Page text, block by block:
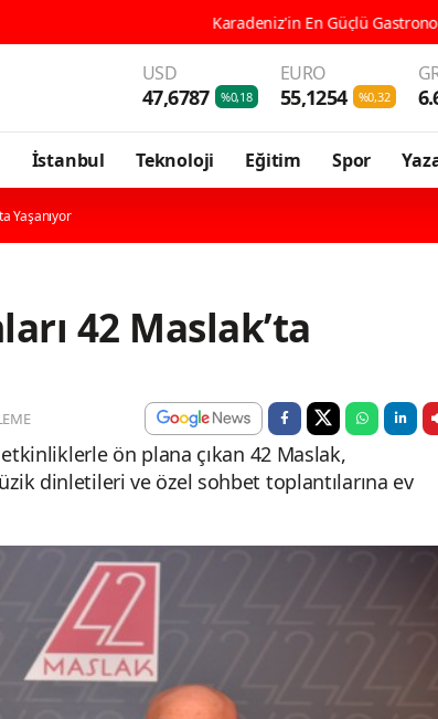
Karadeniz'in En Güçlü Gastronomi Kenti Ordu,
USD
47,6787 %0,18
EURO
55,1254 %0,32
İstanbul Teknoloji Eğitim Spor
Yaşanıyor
42 Maslak’ta
ön plana çıkan 42 Maslak,
dinletileri ve özel sohbet toplantılarına ev